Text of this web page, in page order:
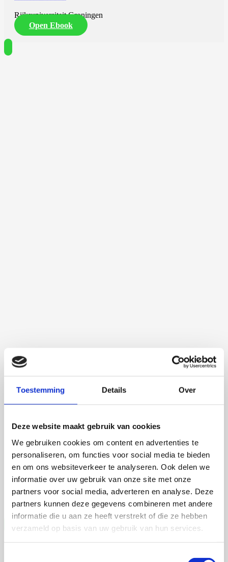
Toestemming Details Over
Deze website maakt gebruik van cookies
We gebruiken cookies om content en advertenties te
personaliseren, om functies voor social media te bieden
en om ons websiteverkeer te analyseren. Ook delen we
informatie over uw gebruik van onze site met onze
partners voor social media, adverteren en analyse. Deze
partners kunnen deze gegevens combineren met andere
informatie die u aan ze heeft verstrekt of die ze hebben
verzameld op basis van uw gebruik van hun services.
Rijksuniversiteit Groningen
Open Ebook
2 september 2026
Wageningen University
Open Ebook